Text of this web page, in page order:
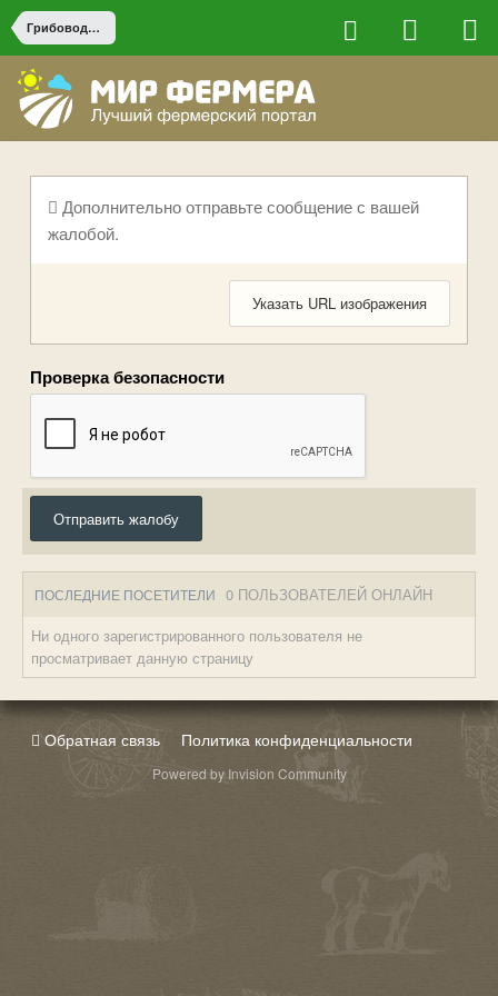
Грибоводство
Дополнительно отправьте сообщение с вашей
жалобой.
Указать URL изображения
Проверка безопасности
Отправить жалобу
ПОСЛЕДНИЕ ПОСЕТИТЕЛИ 0 ПОЛЬЗОВАТЕЛЕЙ ОНЛАЙН
Ни одного зарегистрированного пользователя не
просматривает данную страницу
Обратная связь Политика конфиденциальности
Powered by Invision Community